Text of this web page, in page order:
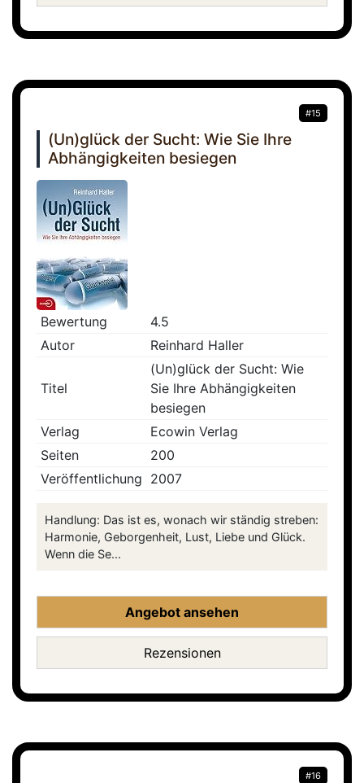
#15
(Un)glück der Sucht: Wie Sie Ihre
Abhängigkeiten besiegen
Bewertung
4.5
Autor
Reinhard Haller
Titel
(Un)glück der Sucht: Wie
Sie Ihre Abhängigkeiten
besiegen
Verlag
Ecowin Verlag
Seiten
200
Veröffentlichung 2007
Handlung: Das ist es, wonach wir ständig streben:
Harmonie, Geborgenheit, Lust, Liebe und Glück.
Wenn die Se...
Angebot ansehen
Rezensionen
#16